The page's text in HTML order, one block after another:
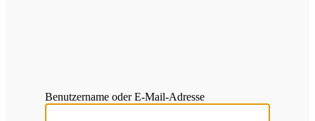
Benutzername oder E-Mail-Adresse